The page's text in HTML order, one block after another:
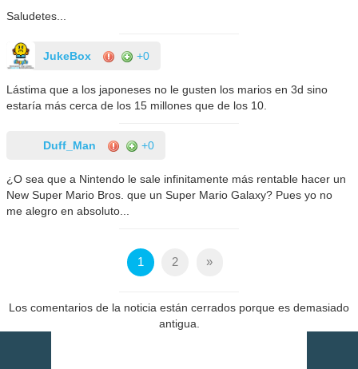
Saludetes...
JukeBox +0
Lástima que a los japoneses no le gusten los marios en 3d sino
estaría más cerca de los 15 millones que de los 10.
Duff_Man +0
¿O sea que a Nintendo le sale infinitamente más rentable hacer un
New Super Mario Bros. que un Super Mario Galaxy? Pues yo no
me alegro en absoluto...
1 2 »
Los comentarios de la noticia están cerrados porque es demasiado
antigua.